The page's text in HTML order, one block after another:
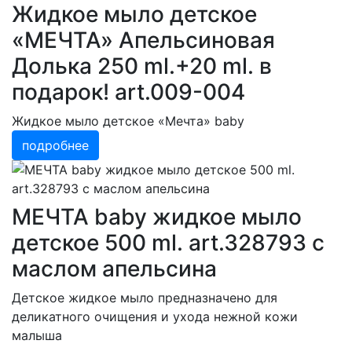
Жидкое мыло детское
«МЕЧТА» Апельсиновая
Долька 250 ml.+20 ml. в
подарок! art.009-004
Жидкое мыло детское «Мечта» baby
подробнее
МЕЧТА baby жидкое мыло
детское 500 ml. art.328793 с
маслом апельсина
Детское жидкое мыло предназначено для
деликатного очищения и ухода нежной кожи
малыша